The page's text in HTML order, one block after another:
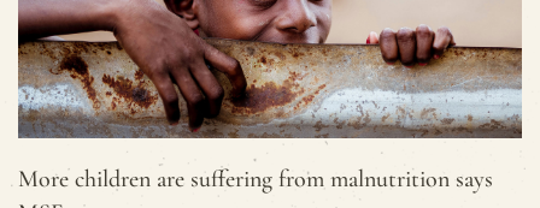
More children are suffering from malnutrition says